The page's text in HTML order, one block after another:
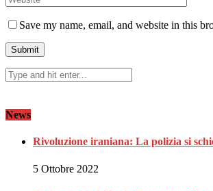
Save my name, email, and website in this
News
Rivoluzione iraniana: La polizia si
5 Ottobre 2022